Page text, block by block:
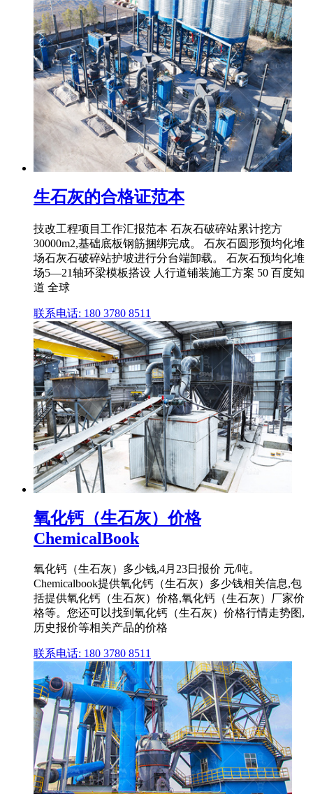
生石灰的合格证范本
技改工程项目工作汇报范本 石灰石破碎站累计挖方
30000m2,基础底板钢筋捆绑完成。 石灰石圆形预均化堆
场石灰石破碎站护坡进行分台端卸载。 石灰石预均化堆
场5—21轴环梁模板搭设 人行道铺装施工方案 50 百度知
道 全球
联系电话: 180 3780 8511
氧化钙（生石灰）价格
ChemicalBook
氧化钙（生石灰）多少钱,4月23日报价 元/吨。
Chemicalbook提供氧化钙（生石灰）多少钱相关信息,包
括提供氧化钙（生石灰）价格,氧化钙（生石灰）厂家价
格等。您还可以找到氧化钙（生石灰）价格行情走势图,
历史报价等相关产品的价格
联系电话: 180 3780 8511